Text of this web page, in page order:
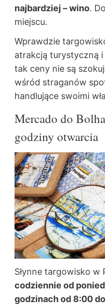
najbardziej – wino.
miejscu.
Wprawdzie
atrakcją turystyczną
tak ceny nie są
wśród straganów
handlujące swoimi
Mercado do
godziny otwarcia
Słynne targowisko w
codziennie od
godzinach od 8:00